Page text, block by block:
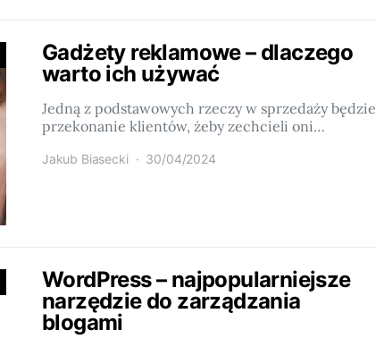
Gadżety reklamowe – dlaczego
warto ich używać
Jedną z podstawowych rzeczy w sprzedaży będzie
przekonanie klientów, żeby zechcieli oni…
Jakub Biasecki 30/04/2024
WordPress – najpopularniejsze
narzędzie do zarządzania
blogami